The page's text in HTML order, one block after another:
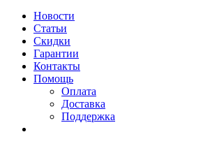
Новости
Статьи
Скидки
Гарантии
Контакты
Помощь
Оплата
Доставка
Поддержка